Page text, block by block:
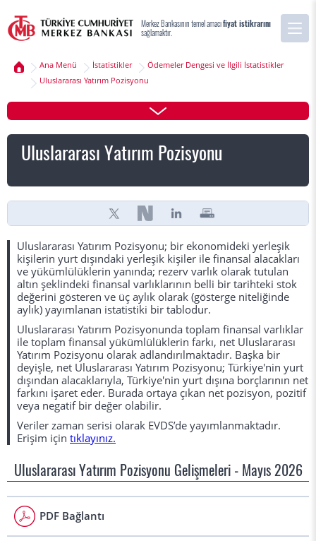
Merkez Bankasının temel amacıfiyat istikrarını
sağlamaktır.
Ana Menü İstatistikler
Ödemeler Dengesi ve İlgili İstatistikler
Uluslararası Yatırım Pozisyonu
Uluslararası Yatırım Pozisyonu
Uluslararası Yatırım Pozisyonu; bir ekonomideki yerleşik
kişilerin yurt dışındaki yerleşik kişiler ile finansal alacakları
ve yükümlülüklerin yanında; rezerv varlık olarak tutulan
altın şeklindeki finansal varlıklarının belli bir tarihteki stok
değerini gösteren ve üç aylık olarak (gösterge niteliğinde
aylık) yayımlanan istatistiki bir tablodur.
Uluslararası Yatırım Pozisyonunda toplam finansal varlıklar
ile toplam finansal yükümlülüklerin farkı, net Uluslararası
Yatırım Pozisyonu olarak adlandırılmaktadır. Başka bir
deyişle, net Uluslararası Yatırım Pozisyonu; Türkiye'nin yurt
dışından alacaklarıyla, Türkiye'nin yurt dışına borçlarının net
farkını işaret eder. Burada ortaya çıkan net pozisyon, pozitif
veya negatif bir değer olabilir.
Veriler zaman serisi olarak EVDS’de yayımlanmaktadır.
Erişim için tıklayınız.
Uluslararası Yatırım Pozisyonu Gelişmeleri - Mayıs 2026
PDF Bağlantı